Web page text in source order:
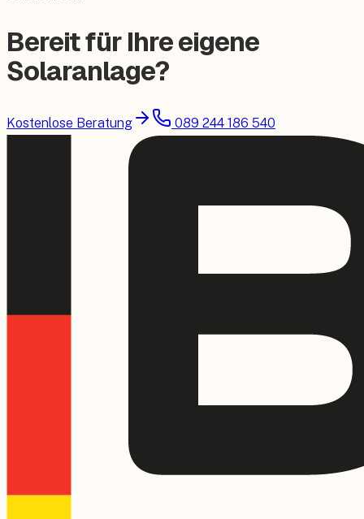
Bereit für Ihre eigene
Solaranlage?
Kostenlose Beratung 089 244 186 540